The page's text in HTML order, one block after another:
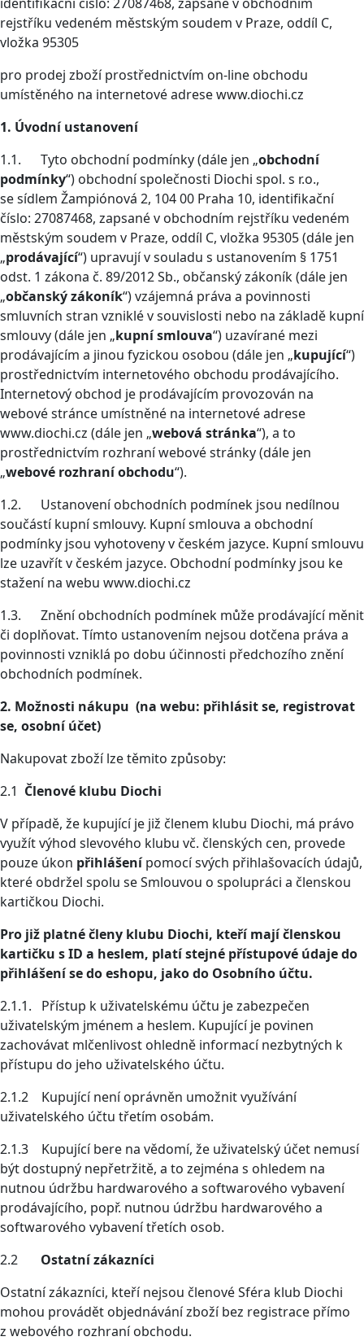
rejstříku vedeném městským soudem v Praze, oddíl C,
vložka 95305
pro prodej zboží prostřednictvím on-line obchodu
umístěného na internetové adrese www.diochi.cz
1. Úvodní ustanovení
1.1. Tyto obchodní podmínky (dále jen „obchodní
podmínky“) obchodní společnosti Diochi spol. s r.o.,
se sídlem Žampiónová 2, 104 00 Praha 10, identifikační
číslo: 27087468, zapsané v obchodním rejstříku vedeném
městským soudem v Praze, oddíl C, vložka 95305 (dále jen
„prodávající“) upravují v souladu s ustanovením § 1751
odst. 1 zákona č. 89/2012 Sb., občanský zákoník (dále jen
„občanský zákoník“) vzájemná práva a povinnosti
smluvních stran vzniklé v souvislosti nebo na základě kupní
smlouvy (dále jen „kupní smlouva“) uzavírané mezi
prodávajícím a jinou fyzickou osobou (dále jen „kupující“)
prostřednictvím internetového obchodu prodávajícího.
Internetový obchod je prodávajícím provozován na
webové stránce umístněné na internetové adrese
www.diochi.cz (dále jen „webová stránka“), a to
prostřednictvím rozhraní webové stránky (dále jen
„webové rozhraní obchodu“).
1.2. Ustanovení obchodních podmínek jsou nedílnou
součástí kupní smlouvy. Kupní smlouva a obchodní
podmínky jsou vyhotoveny v českém jazyce. Kupní smlouvu
lze uzavřít v českém jazyce. Obchodní podmínky jsou ke
stažení na webu www.diochi.cz
1.3. Znění obchodních podmínek může prodávající měnit
či doplňovat. Tímto ustanovením nejsou dotčena práva a
povinnosti vzniklá po dobu účinnosti předchozího znění
obchodních podmínek.
2. Možnosti nákupu (na webu: přihlásit se, registrovat
se, osobní účet)
Nakupovat zboží lze těmito způsoby:
2.1 Členové klubu Diochi
V případě, že kupující je již členem klubu Diochi, má právo
využít výhod slevového klubu vč. členských cen, provede
pouze úkon přihlášenípomocí svých přihlašovacích údajů,
které obdržel spolu se Smlouvou o spolupráci a členskou
kartičkou Diochi.
Pro již platné členy klubu Diochi, kteří mají členskou
kartičku s ID a heslem, platí stejné přístupové údaje do
přihlášení se do eshopu, jako do Osobního účtu.
2.1.1. Přístup k uživatelskému účtu je zabezpečen
uživatelským jménem a heslem. Kupující je povinen
zachovávat mlčenlivost ohledně informací nezbytných k
přístupu do jeho uživatelského účtu.
2.1.2 Kupující není oprávněn umožnit využívání
uživatelského účtu třetím osobám.
2.1.3 Kupující bere na vědomí, že uživatelský účet nemusí
být dostupný nepřetržitě, a to zejména s ohledem na
nutnou údržbu hardwarového a softwarového vybavení
prodávajícího, popř. nutnou údržbu hardwarového a
softwarového vybavení třetích osob.
2.2 Ostatní zákazníci
Ostatní zákazníci, kteří nejsou členové Sféra klub Diochi
mohou provádět objednávání zboží bez registrace přímo
z webového rozhraní obchodu.